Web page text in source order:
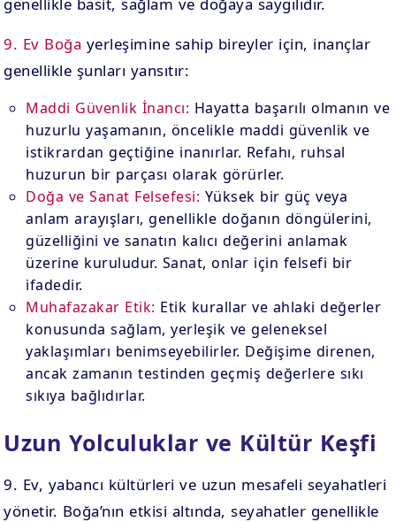
9. Ev Boğa yerleşimine sahip bireyler için, inançlar
genellikle şunları yansıtır:
Maddi Güvenlik İnancı: Hayatta başarılı olmanın ve
huzurlu yaşamanın, öncelikle maddi güvenlik ve
istikrardan geçtiğine inanırlar. Refahı, ruhsal
huzurun bir parçası olarak görürler.
Doğa ve Sanat Felsefesi: Yüksek bir güç veya
anlam arayışları, genellikle doğanın döngülerini,
güzelliğini ve sanatın kalıcı değerini anlamak
üzerine kuruludur. Sanat, onlar için felsefi bir
ifadedir.
Muhafazakar Etik: Etik kurallar ve ahlaki değerler
konusunda sağlam, yerleşik ve geleneksel
yaklaşımları benimseyebilirler. Değişime direnen,
ancak zamanın testinden geçmiş değerlere sıkı
sıkıya bağlıdırlar.
Uzun Yolculuklar ve Kültür Keşfi
9. Ev, yabancı kültürleri ve uzun mesafeli seyahatleri
yönetir. Boğa’nın etkisi altında, seyahatler genellikle